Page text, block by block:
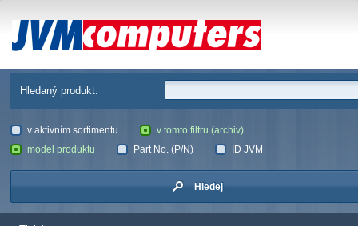
JVM Computers
Hledaný produkt:
v aktivním sortimentu
v tomto filtru (archiv)
model produktu
Part No. (P/N) ID JVM
Hledej